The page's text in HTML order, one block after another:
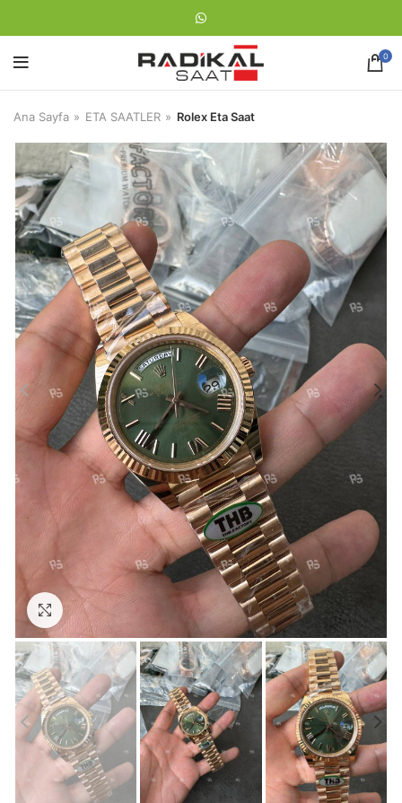
0
Ana Sayfa ETA SAATLER Rolex Eta Saat
Görseli Büyütün